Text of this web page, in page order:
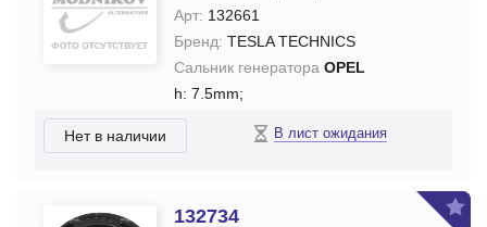
Арт: 132661
Бренд: TESLA TECHNICS
Сальник генератора OPEL
h: 7.5mm;
Нет в наличии В лист ожидания
132734